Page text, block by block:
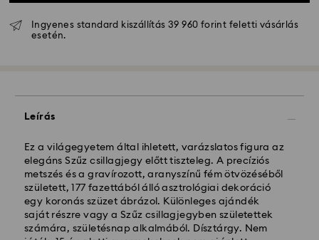
Ingyenes standard kiszállítás 39 960 forint feletti vásárlás
esetén.
Leírás
Ez a világegyetem által ihletett, varázslatos figura az
elegáns Szűz csillagjegy előtt tiszteleg. A precíziós
metszés és a gravírozott, aranyszínű fém ötvözéséből
született, 177 fazettából álló asztrológiai dekoráció
egy koronás szüzet ábrázol. Különleges ajándék
saját részre vagy a Szűz csillagjegyben születettek
számára, születésnap alkalmából. Dísztárgy. Nem
Hagyományos szállítás - GLS
és a szállítás után
Ingyenes kiszállítás a rendelések felett: HUF 39 960
Expressz kiszállítási - FedEx
A hétfőtől péntekig, CET 14:30 óráig leadott
megrendeléseket még aznap feldolgozzuk és